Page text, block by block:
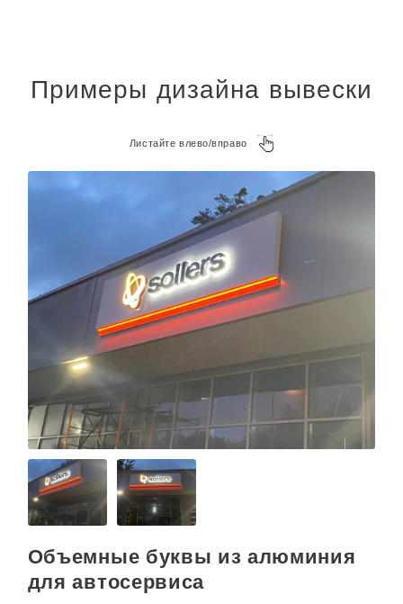
Примеры дизайна вывески
Листайте влево/вправо
Объемные буквы из алюминия
для автосервиса